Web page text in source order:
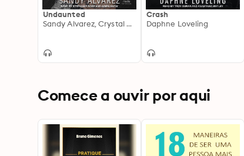
Undaunted
Sandy Alvarez, Crystal Daniels
Crash
Daphne Loveling
Comece a ouvir por aqui